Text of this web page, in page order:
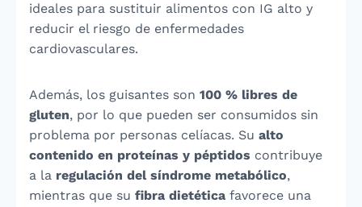
ideales para sustituir alimentos con IG alto y
reducir el riesgo de enfermedades
cardiovasculares.
Además, los guisantes son 100 % libres de
gluten, por lo que pueden ser consumidos sin
problema por personas celíacas. Su alto
contenido en proteínas y péptidos contribuye
a la regulación del síndrome metabólico,
mientras que su fibra dietética favorece una